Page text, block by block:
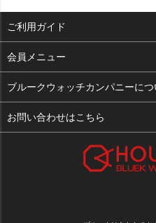
ご利用ガイド
よくある質問
支払い・送料
お客様の声
会員メニュー
ログイン
お気に入り
ブルークウォッチカンパニーにつ
会社概要
お問い合わせはこちら